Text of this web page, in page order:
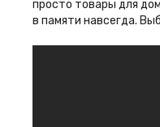
просто товары для
в памяти навсегда.